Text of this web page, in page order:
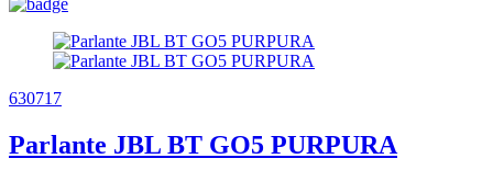
630717
Parlante JBL BT GO5 PURPURA